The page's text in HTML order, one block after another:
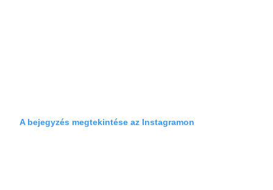
A bejegyzés megtekintése az Instagramon